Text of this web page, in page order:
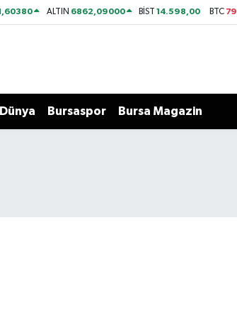
ALTIN 6862,09000 BİST14.598,00 BTC
Dünya Bursaspor Bursa Magazin